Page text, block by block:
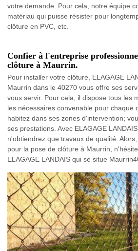
votre demande. Pour cela, notre équipe
matériau qui puisse résister pour
clôture en PVC, etc.
Confier à l'entreprise
clôture à Maurrin.
Pour installer votre clôture, ELAGAGE
Maurrin dans le 40270 vous offre ses
vous servir. Pour cela, il dispose tous les
les nécessaires convenable pour chaque
habitez dans ses zones d'intervention;
ses prestations. Avec ELAGAGE
n'obtiendrez que travaux de qualité.
pour la pose de clôture à Maurrin,
ELAGAGE LANDAIS qui se situe